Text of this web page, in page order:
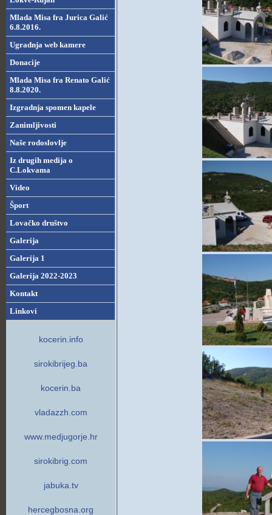
Mlada Misa fra Jurica Galić
6.8.2016.
Ugradnja web kamere
Donacije
Mlada Misa fra Renato Galić
8.8.2020.
Izgradnja spomen kapele
Zanimljivosti
Naše rodoslovlje
Iz drugih medija o
C.Lokvama
Video
Šport
Lovačko društvo
Galerija
Galerija 1
Galerija 2022-2023
Kontakt
Linkovi
kocerin.info
sirokibrijeg.ba
kocerin.ba
vladazzh.com
www.medjugorje.hr
sirokibrig.com
jabuka.tv
hercegbosna.org